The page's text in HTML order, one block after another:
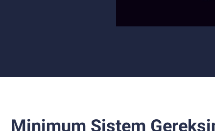
Minimum Sistem